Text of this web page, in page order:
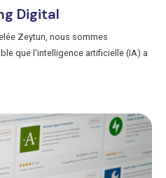
Digital
Zeytun, nous sommes
que l'intelligence artificielle (IA) a